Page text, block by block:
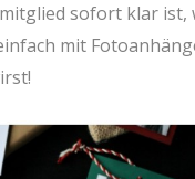
sofort klar
mit